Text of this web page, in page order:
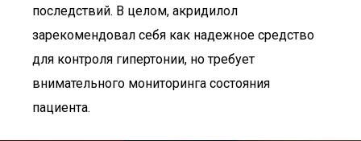
последствий. В целом, акридилол
зарекомендовал себя как надежное средство
для контроля гипертонии, но требует
внимательного мониторинга состояния
пациента.